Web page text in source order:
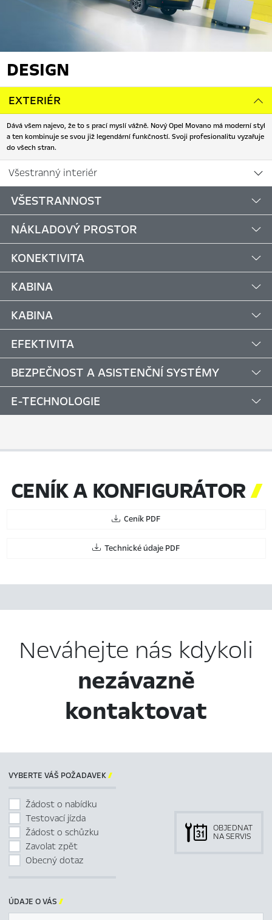
DESIGN
EXTERIÉR
Dává všem najevo, že to s prací myslí vážně. Nový Opel Movano má moderní styl
a ten kombinuje se svou již legendární funkčností. Svoji profesionalitu vyzařuje
do všech stran.
Všestranný interiér
VŠESTRANNOST
NÁKLADOVÝ PROSTOR
KONEKTIVITA
KABINA
KABINA
EFEKTIVITA
BEZPEČNOST A ASISTENČNÍ SYSTÉMY
E-TECHNOLOGIE
CENÍK A KONFIGURÁTOR
Ceník PDF
Technické údaje PDF
Neváhejte nás kdykoli
nezávazně
kontaktovat
VYBERTE VÁŠ POŽADAVEK
Žádost o nabídku
Testovací jízda
Žádost o schůzku
Zavolat zpět
Obecný dotaz
OBJEDNAT
NA SERVIS
ÚDAJE O VÁS 